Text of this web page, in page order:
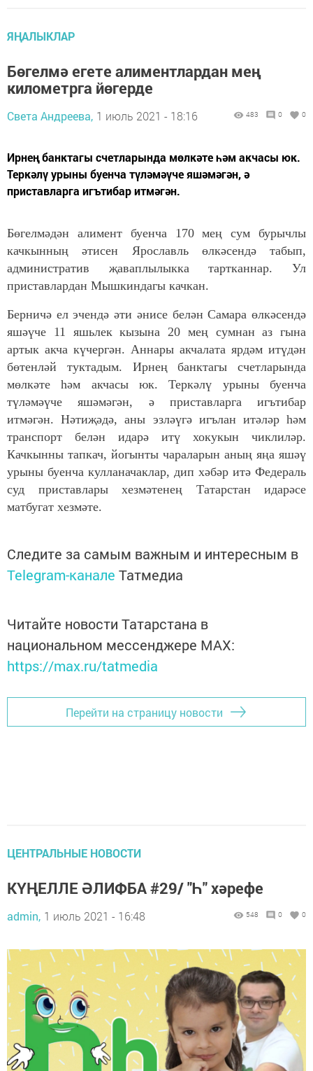
ЯҢАЛЫКЛАР
Бөгелмә егете алиментлардан мең
километрга йөгерде
Света Андреева, 1 июль 2021 - 18:16 483 0 0
Ирнең банктагы счетларында мөлкәте һәм акчасы юк.
Теркәлү урыны буенча түләмәүче яшәмәгән, ә
приставларга игътибар итмәгән.
Бөгелмәдән алимент буенча 170 мең сум бурычлы
качкынның әтисен Ярославль өлкәсендә табып,
административ җаваплылыкка тартканнар. Ул
приставлардан Мышкиндагы качкан.
Берничә ел эчендә әти әнисе белән Самара өлкәсендә
яшәүче 11 яшьлек кызына 20 мең сумнан аз гына
артык акча күчергән. Аннары акчалата ярдәм итүдән
бөтенләй туктадым. Ирнең банктагы счетларында
мөлкәте һәм акчасы юк. Теркәлү урыны буенча
түләмәүче яшәмәгән, ә приставларга игътибар
итмәгән. Нәтиҗәдә, аны эзләүгә игълан итәләр һәм
транспорт белән идарә итү хокукын чиклиләр.
Качкынны тапкач, йогынты чараларын аның яңа яшәү
урыны буенча кулланачаклар, дип хәбәр итә Федераль
суд приставлары хезмәтенең Татарстан идарәсе
матбугат хезмәте.
Следите за самым важным и интересным в
Telegram-канале Татмедиа
Читайте новости Татарстана в
национальном мессенджере MАХ:
https://max.ru/tatmedia
Перейти на страницу новости
ЦЕНТРАЛЬНЫЕ НОВОСТИ
КҮҢЕЛЛЕ ӘЛИФБА #29/ "Һ" хәрефе
admin, 1 июль 2021 - 16:48 548 0 0